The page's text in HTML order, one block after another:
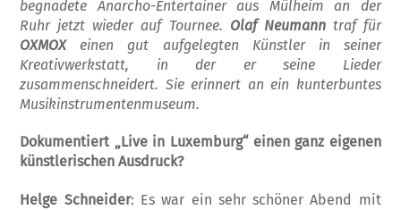
begnadete Anarcho-Entertainer aus Mülheim an der
Ruhr jetzt wieder auf Tournee. Olaf Neumanntraf für
OXMOXeinen gut aufgelegten Künstler in seiner
Kreativwerkstatt, in der er seine Lieder
zusammenschneidert. Sie erinnert an ein kunterbuntes
Musikinstrumentenmuseum.
Dokumentiert „Live in Luxemburg“ einen ganz eigenen
künstlerischen Ausdruck?
Helge Schneider: Es war ein sehr schöner Abend mit